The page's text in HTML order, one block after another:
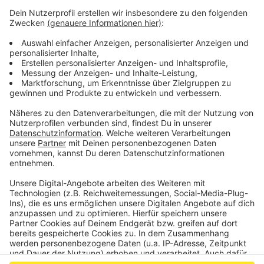
Facts for Fun mit Tom Hoppe
Wenn andere euch nur Fakten, Fakten, Fakten um die
Ohren hauen, packt Tom Hoppe eine Portion Humor
Fakten einfach etwas anders und erfrischender.
Anzeige
Anzeige